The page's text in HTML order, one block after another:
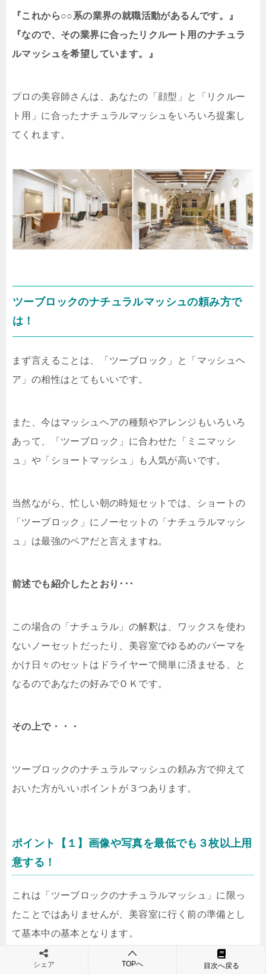
『これから○○系の業界の就職活動があるんです。』
『なので、その業界に合ったリクルート用のナチュラ
ルマッシュを希望しています。』
プロの美容師さんは、あなたの「顔型」と「リクルー
ト用」に合ったナチュラルマッシュをいろいろ提案し
てくれます。
ツーブロックのナチュラルマッシュの頼み方で
は！
まず言えることは、「ツーブロック」と「マッシュヘ
ア」の相性はとてもいいです。
また、今はマッシュヘアの種類やアレンジもいろいろ
あって、「ツーブロック」に合わせた「ミニマッシ
ュ」や「ショートマッシュ」も人気が高いです。
当然ながら、忙しい朝の時短セットでは、ショートの
「ツーブロック」にノーセットの「ナチュラルマッシ
ュ」は最強のペアだと言えますね。
前述でも紹介したとおり･･･
この場合の「ナチュラル」の解釈は、ワックスを使わ
ないノーセットだったり、美容室でゆるめのパーマを
かけ日々のセットはドライヤーで簡単に済ませる、と
なるのであなたの好みでＯＫです。
その上で・・・
ツーブロックのナチュラルマッシュの頼み方で抑えて
おいた方がいいポイントが３つあります。
ポイント【１】画像や写真を最低でも３枚以上用
意する！
これは「ツーブロックのナチュラルマッシュ」に限っ
たことではありませんが、美容室に行く前の準備とし
て基本中の基本となります。
（先述でもお話ししている通りです！！）
シェア TOPへ 目次へ戻る